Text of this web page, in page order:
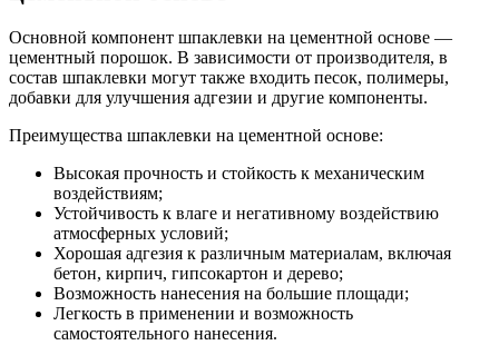
Основной компонент шпаклевки на цементной основе —
цементный порошок. В зависимости от производителя, в
состав шпаклевки могут также входить песок, полимеры,
добавки для улучшения адгезии и другие компоненты.
Преимущества шпаклевки на цементной основе:
Высокая прочность и стойкость к механическим
воздействиям;
Устойчивость к влаге и негативному воздействию
атмосферных условий;
Хорошая адгезия к различным материалам, включая
бетон, кирпич, гипсокартон и дерево;
Возможность нанесения на большие площади;
Легкость в применении и возможность
самостоятельного нанесения.